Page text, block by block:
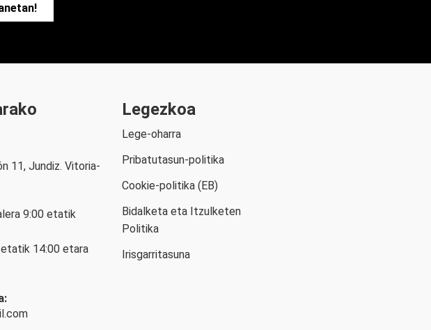
11, Jundiz. Vitoria-
9:00 etatik
14:00 etara
Legezkoa
Lege-oharra
Pribatutasun-politika
Cookie-politika (EB)
Bidalketa eta Itzulketen
Politika
Irisgarritasuna